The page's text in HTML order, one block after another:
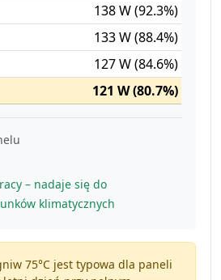
138 W (92.3%)
133 W (88.4%)
127 W (84.6%)
121 W (80.7%)
– nadaje się do
klimatycznych
75°C jest typowa dla paneli